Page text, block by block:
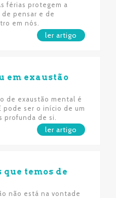
férias protegem a
pensar e de
em nós.
ler artigo
em exaustão
de exaustão mental é
pode ser o início de um
profunda de si.
ler artigo
temos de
não está na vontade